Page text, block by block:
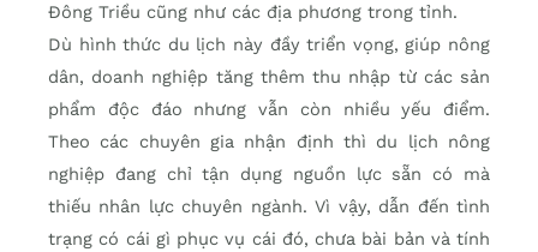
Đông Triều cũng như các địa phương trong tỉnh.
Dù hình thức du lịch này đầy triển vọng, giúp nông
dân, doanh nghiệp tăng thêm thu nhập từ các sản
phẩm độc đáo nhưng vẫn còn nhiều yếu điểm.
Theo các chuyên gia nhận định thì du lịch nông
nghiệp đang chỉ tận dụng nguồn lực sẵn có mà
thiếu nhân lực chuyên ngành. Vì vậy, dẫn đến tình
trạng có cái gì phục vụ cái đó, chưa bài bản và tính